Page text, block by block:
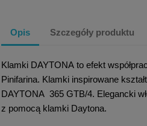
Opis Szczegóły produktu
Klamki DAYTONA to efekt
Pinifarina. Klamki inspirowane
DAYTONA 365 GTB/4. Elegancki
z pomocą klamki Daytona.